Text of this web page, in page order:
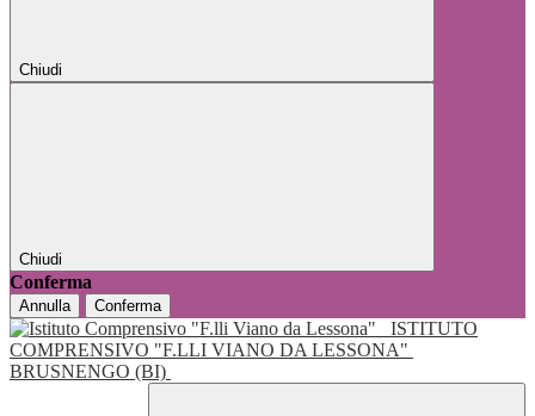
Chiudi
Chiudi
Conferma
Annulla Conferma
ISTITUTO
COMPRENSIVO "F.LLI VIANO DA LESSONA"
BRUSNENGO (BI)